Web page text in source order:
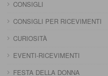
CONSIGLI
CONSIGLI PER RICEVIMENTI
CURIOSITÀ
EVENTI-RICEVIMENTI
FESTA DELLA DONNA